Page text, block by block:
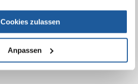
Cookies zulassen
Anpassen